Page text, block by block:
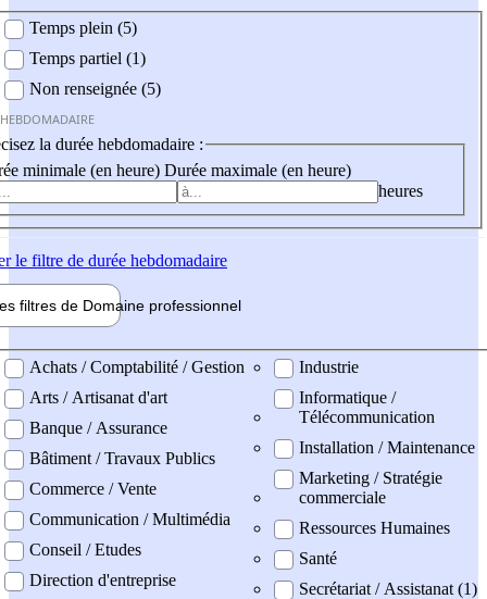
Temps plein (5)
Temps partiel (1)
Non renseignée (5)
la durée hebdomadaire :
minimale (en heure) Durée maximale (en heure)
heures
le filtre de durée hebdomadaire
filtres de Domaine professionnel
professionel
Achats / Comptabilité / Gestion
Arts / Artisanat d'art
Banque / Assurance
Bâtiment / Travaux Publics
Commerce / Vente
Communication / Multimédia
Conseil / Etudes
Direction d'entreprise
Industrie
Informatique /
Télécommunication
Installation / Maintenance
Marketing / Stratégie
commerciale
Ressources Humaines
Santé
Secrétariat / Assistanat (1)